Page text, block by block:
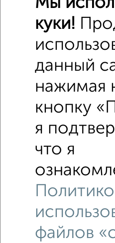
Средняя цена район
Средняя цена по городу
Комнаты в 4-к квартире
куки!
данный
нажимая
кнопку
я
что я
файлов